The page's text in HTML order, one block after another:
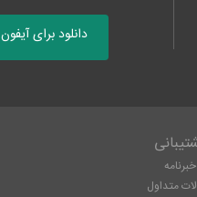
دانلود برای آیفون
خبرنامه
متداول